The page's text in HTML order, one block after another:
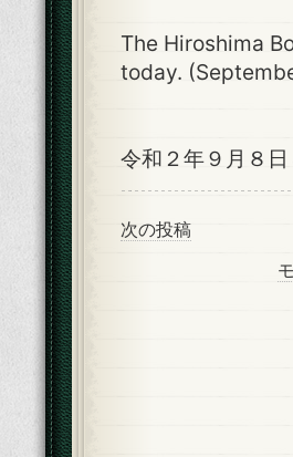
The Hiroshima
today.
令和２年９月８
次の投稿